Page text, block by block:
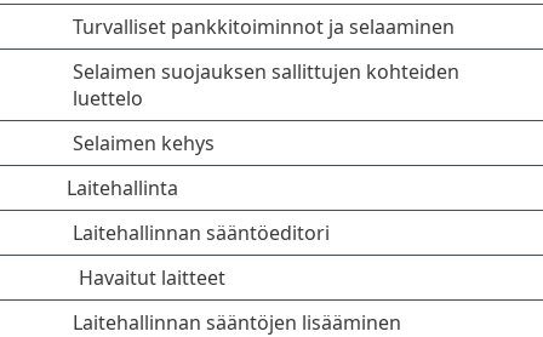
Turvalliset pankkitoiminnot ja selaaminen
Selaimen suojauksen sallittujen kohteiden
luettelo
Selaimen kehys
Laitehallinta
Laitehallinnan sääntöeditori
Havaitut laitteet
Laitehallinnan sääntöjen lisääminen